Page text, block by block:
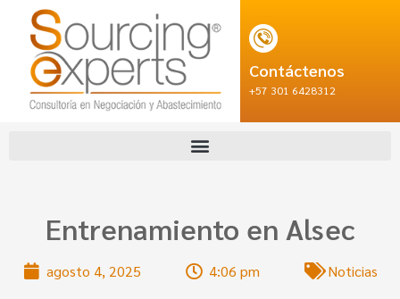
Contáctenos
+57 301 6428312
Entrenamiento en Alsec
agosto 4, 2025 4:06 pm Noticias